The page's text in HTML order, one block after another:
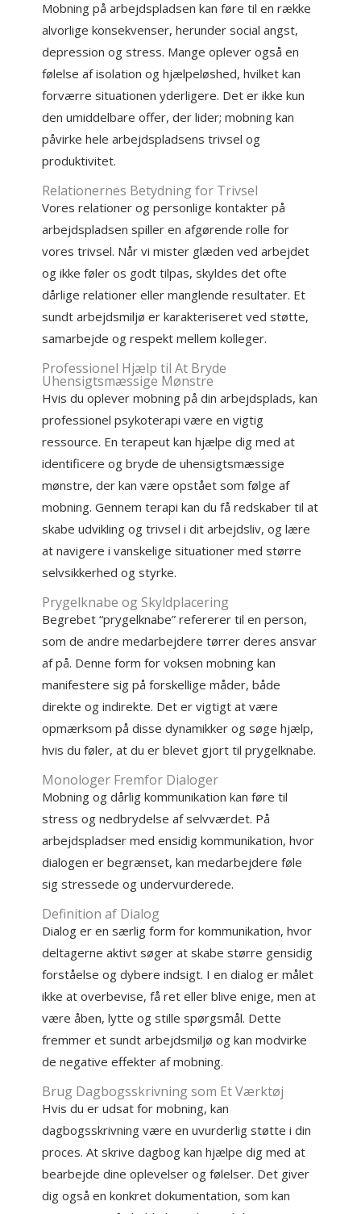
Mobning på arbejdspladsen kan føre til en række
alvorlige konsekvenser, herunder social angst,
depression og stress. Mange oplever også en
følelse af isolation og hjælpeløshed, hvilket kan
forværre situationen yderligere. Det er ikke kun
den umiddelbare offer, der lider; mobning kan
påvirke hele arbejdspladsens trivsel og
produktivitet.
Relationernes Betydning for Trivsel
Vores relationer og personlige kontakter på
arbejdspladsen spiller en afgørende rolle for
vores trivsel. Når vi mister glæden ved arbejdet
og ikke føler os godt tilpas, skyldes det ofte
dårlige relationer eller manglende resultater. Et
sundt arbejdsmiljø er karakteriseret ved støtte,
samarbejde og respekt mellem kolleger.
Professionel Hjælp til At Bryde
Uhensigtsmæssige Mønstre
Hvis du oplever mobning på din arbejdsplads, kan
professionel psykoterapi være en vigtig
ressource. En terapeut kan hjælpe dig med at
identificere og bryde de uhensigtsmæssige
mønstre, der kan være opstået som følge af
mobning. Gennem terapi kan du få redskaber til at
skabe udvikling og trivsel i dit arbejdsliv, og lære
at navigere i vanskelige situationer med større
selvsikkerhed og styrke.
Prygelknabe og Skyldplacering
Begrebet “prygelknabe” refererer til en person,
som de andre medarbejdere tørrer deres ansvar
af på. Denne form for voksen mobning kan
manifestere sig på forskellige måder, både
direkte og indirekte. Det er vigtigt at være
opmærksom på disse dynamikker og søge hjælp,
hvis du føler, at du er blevet gjort til prygelknabe.
Monologer Fremfor Dialoger
Mobning og dårlig kommunikation kan føre til
stress og nedbrydelse af selvværdet. På
arbejdspladser med ensidig kommunikation, hvor
dialogen er begrænset, kan medarbejdere føle
sig stressede og undervurderede.
Definition af Dialog
Dialog er en særlig form for kommunikation, hvor
deltagerne aktivt søger at skabe større gensidig
forståelse og dybere indsigt. I en dialog er målet
ikke at overbevise, få ret eller blive enige, men at
være åben, lytte og stille spørgsmål. Dette
fremmer et sundt arbejdsmiljø og kan modvirke
de negative effekter af mobning.
Brug Dagbogsskrivning som Et Værktøj
Hvis du er udsat for mobning, kan
dagbogsskrivning være en uvurderlig støtte i din
proces. At skrive dagbog kan hjælpe dig med at
bearbejde dine oplevelser og følelser. Det giver
dig også en konkret dokumentation, som kan